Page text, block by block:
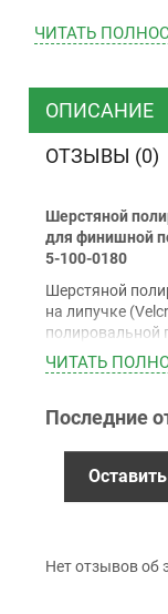
ТК “Justin”
ТК
Наличными
Оплата
Приватбанк
Гарантия
ЧИТАТЬ
ОПИСАНИЕ
ОТЗЫВЫ (0)
Шерстяной
для финишной
5-100-0180
Шерстяной
на липучке
полировальной
диаметр 180 мм.
ЧИТАТЬ
Последние
Нет отзывов об